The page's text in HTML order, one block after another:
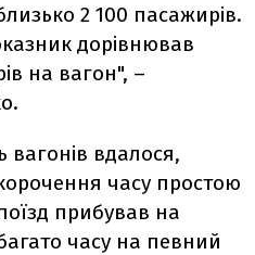
2 100 пасажирів.
дорівнював
на вагон", –
вагонів вдалося,
часу простою
прибував на
часу на певний